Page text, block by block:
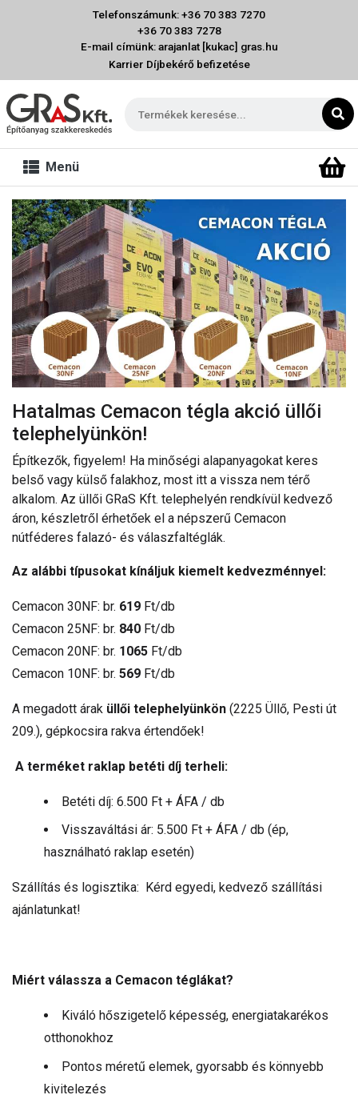
Telefonszámunk: +36 70 383 7270
+36 70 383 7278
E-mail címünk: arajanlat [kukac] gras.hu
Karrier Díjbekérő befizetése
Menü
Hatalmas Cemacon tégla akció üllői
telephelyünkön!
Építkezők, figyelem! Ha minőségi alapanyagokat keres
belső vagy külső falakhoz, most itt a vissza nem térő
alkalom. Az üllői GRaS Kft. telephelyén rendkívül kedvező
áron, készletről érhetőek el a népszerű Cemacon
nútféderes falazó- és válaszfaltéglák.
Az alábbi típusokat kínáljuk kiemelt kedvezménnyel:
Cemacon 30NF: br. 619 Ft/db
Cemacon 25NF: br. 840 Ft/db
Cemacon 20NF: br. 1065 Ft/db
Cemacon 10NF: br. 569 Ft/db
A megadott árak üllői telephelyünkön (2225 Üllő, Pesti út
209.), gépkocsira rakva értendőek!
A terméket raklap betéti díj terheli:
Betéti díj: 6.500 Ft + ÁFA / db
Visszaváltási ár: 5.500 Ft + ÁFA / db (ép,
használható raklap esetén)
Szállítás és logisztika: Kérd egyedi, kedvező szállítási
ajánlatunkat!
Miért válassza a Cemacon téglákat?
Kiváló hőszigetelő képesség, energiatakarékos
otthonokhoz
Pontos méretű elemek, gyorsabb és könnyebb
kivitelezés